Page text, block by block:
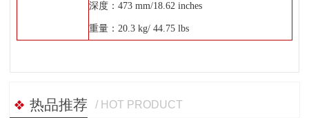
深度：473 mm/18.62 inches
重量：20.3 kg/ 44.75 lbs
热品推荐 / HOT PRODUCT